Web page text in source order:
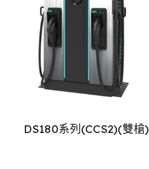
DS180系列(CCS2)(雙槍)